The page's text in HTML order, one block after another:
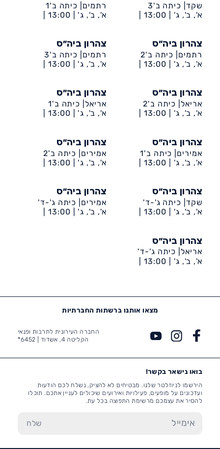
שקד| כיתה ב'3
א', ב', ג' | 13:00 |
רתמים| כיתה ב'1
א', ב', ג' | 13:00 |
צהרון ביה״ס
רתמים| כיתה ב'2
א', ב', ג' | 13:00 |
צהרון ביה״ס
רתמים| כיתה ב'3
א', ב', ג' | 13:00 |
צהרון ביה״ס
אריאל| כיתה ב'2
א', ב', ג' | 13:00 |
צהרון ביה״ס
אריאל| כיתה ב'1
א', ב', ג' | 13:00 |
צהרון ביה״ס
אמירים| כיתה ב'1
א', ב', ג' | 13:00 |
צהרון ביה״ס
אמירים| כיתה ב'2
א', ב', ג' | 13:00 |
צהרון ביה״ס
שקד| כיתה ג'-ד'
א', ב', ג' | 13:00 |
צהרון ביה״ס
אמירים| כיתה ג'-ד'
א', ב', ג' | 13:00 |
צהרון ביה״ס
אריאל| כיתה ג'-ד'
א', ב', ג' | 13:00 |
מצאו אותנו ברשתות החברתיות
החברה העירונית לתרבות ופנאי
הקליטה 4, אשדוד |
6452*
בואו נישאר בקשר!
הירשמו לניוזלטר שלנו. מבטיחים לא להציק, נשלח לכם הודעות
ועדכונים על מופעים, פעילויות ואירועים שיכולים לעניין אתכם. תוכלו
להסיר את עצמכם מרשימת התפוצה בכל עת.